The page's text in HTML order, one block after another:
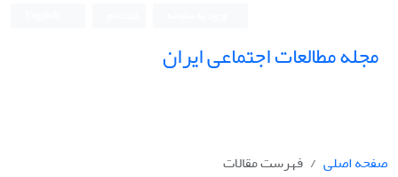
مجله مطالعات اجتماعی ایران
صفحه اصلی
فهرست مقالات